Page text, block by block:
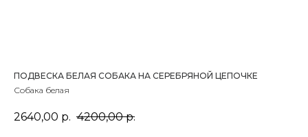
ПОДВЕСКА БЕЛАЯ СОБАКА НА СЕРЕБРЯНОЙ ЦЕПОЧКЕ
Собака белая
2640,00 р. 4200,00 р.